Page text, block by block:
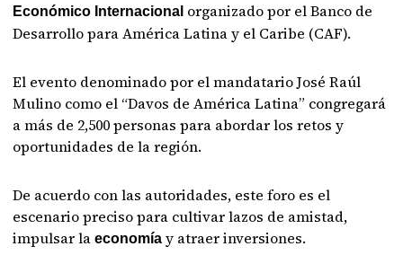
Económico Internacional organizado por el Banco de
Desarrollo para América Latina y el Caribe (CAF).
El evento denominado por el mandatario José Raúl
Mulino como el “Davos de América Latina” congregará
a más de 2,500 personas para abordar los retos y
oportunidades de la región.
De acuerdo con las autoridades, este foro es el
escenario preciso para cultivar lazos de amistad,
impulsar laeconomía y atraer inversiones.